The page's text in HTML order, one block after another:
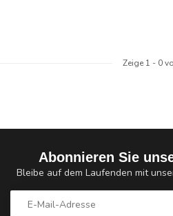
Zeige 1 - 0
Abonnieren Sie
Bleibe auf dem Laufenden mit